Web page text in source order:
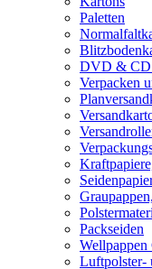
Paletten
DVD & CD
Verpacken
Packseiden
Wellpappen
Luftpolster-